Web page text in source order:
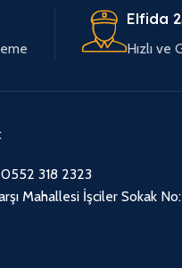
Elfida
Hızlı ve
0552 318 2323
Mahallesi İşciler Sokak